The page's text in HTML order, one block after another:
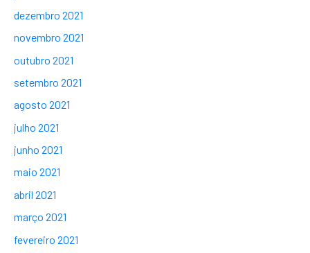
dezembro 2021
novembro 2021
outubro 2021
setembro 2021
agosto 2021
julho 2021
junho 2021
maio 2021
abril 2021
março 2021
fevereiro 2021